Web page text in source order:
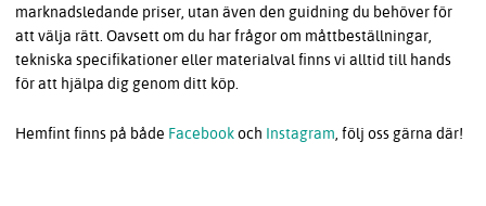
marknadsledande priser, utan även den guidning du behöver för
att välja rätt. Oavsett om du har frågor om måttbeställningar,
tekniska specifikationer eller materialval finns vi alltid till hands
för att hjälpa dig genom ditt köp.
Hemfint finns på både Facebookoch Instagram, följ oss gärna där!